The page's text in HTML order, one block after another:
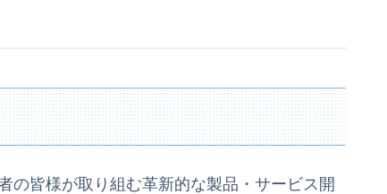
の皆様が取り組む革新的な製品・サービス開